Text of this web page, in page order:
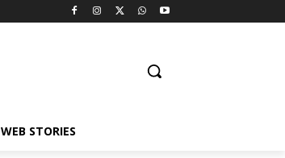
WEB STORIES